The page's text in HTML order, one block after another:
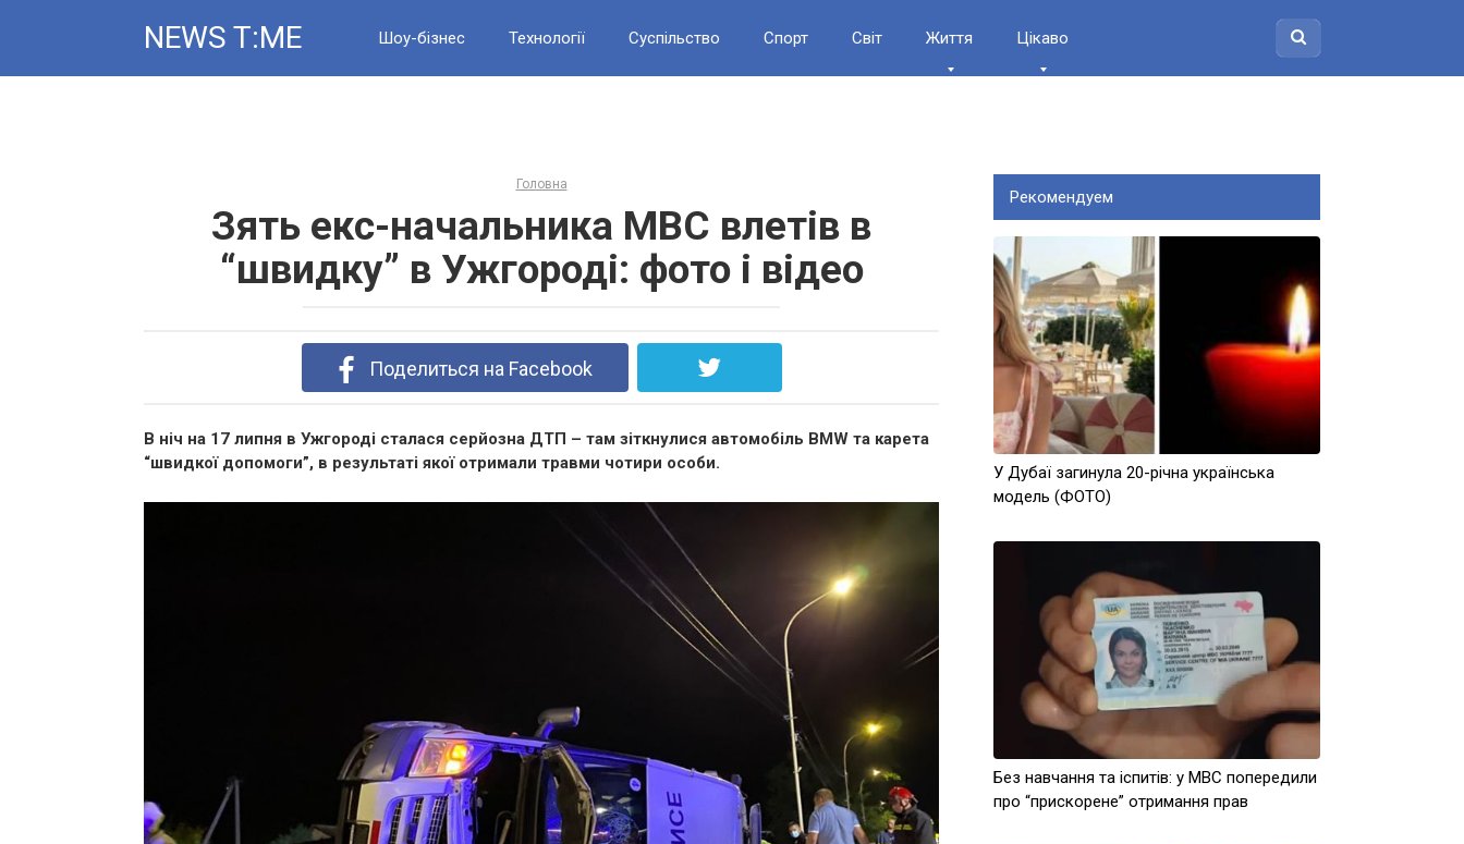
NEWS T:ME Шоу-бізнес Технології Суспільство Спорт Світ Життя Цікаво
Головна
Зять екс-начальника МВС влетів в
“швидку” в Ужгороді: фото і відео
Поделиться на Facebook
В ніч на 17 липня в Ужгороді сталася серйозна ДТП – там зіткнулися автомобіль BMW та карета
“швидкої допомоги”, в результаті якої отримали травми чотири особи.
Рекомендуем
У Дубаї загинула 20-річна українська
модель (ФОТО)
Без навчання та іспитів: у МВС попередили
про “прискорене” отримання прав